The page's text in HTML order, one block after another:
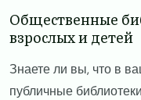
Общественные
взрослых и детей
Знаете ли вы, что в
публичные